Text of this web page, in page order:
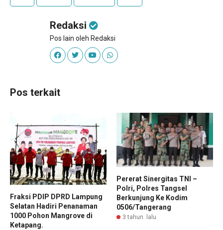
Redaksi
Pos lain oleh Redaksi
Pos terkait
Fraksi PDIP DPRD Lampung
Selatan Hadiri Penanaman
1000 Pohon Mangrove di
Ketapang.
Pererat Sinergitas TNI –
Polri, Polres Tangsel
Berkunjung Ke Kodim
0506/Tangerang
3 tahun lalu